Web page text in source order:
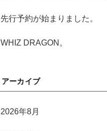
先行予約が始まりました。
WHIZ DRAGON。
アーカイブ
2026年8月